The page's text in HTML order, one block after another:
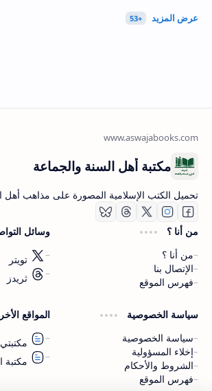
اشترك الآن
اشترك في قناتنا على تليجرام
مكتبة أهل السنة والجماعة
تحميل الكتب الإسلامية المصورة على مذاهب أهل
من أنا ؟
من أنا ؟
الإتصال بنا
فهرس الموقع
وسائل
تويتر
ثريدز
سياسة الخصوصية
سياسة الخصوصية
إخلاء المسؤولية
الشروط والأحكام
فهرس الموقع
المواقع
مكتبة